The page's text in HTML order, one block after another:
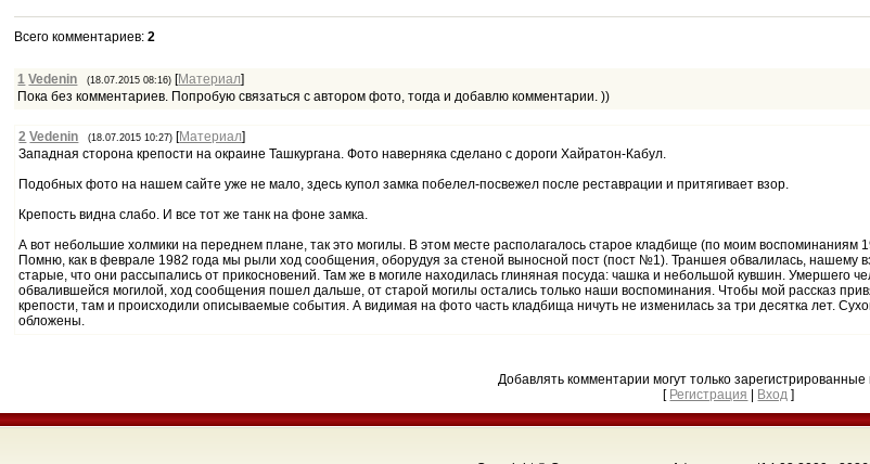
Всего комментариев:2
1 Vedenin (18.07.2015 08:16) [Материал]
Пока без комментариев. Попробую связаться с автором фото, тогда и добавлю комментарии. ))
2 Vedenin (18.07.2015 10:27) [Материал]
Западная сторона крепости на окраине Ташкургана. Фото наверняка сделано с дороги Хайратон-Кабул.
Подобных фото на нашем сайте уже не мало, здесь купол замка побелел-посвежел после реставрации и притягивает взор.
Крепость видна слабо. И все тот же танк на фоне замка.
А вот небольшие холмики на переднем плане, так это могилы. В этом месте располагалось старое кладбище (по моим
Помню, как в феврале 1982 года мы рыли ход сообщения, оборудуя за стеной выносной пост (пост №1). Траншея обвалилась, нашему
старые, что они рассыпались от прикосновений. Там же в могиле находилась глиняная посуда: чашка и небольшой кувшин.
обвалившейся могилой, ход сообщения пошел дальше, от старой могилы остались только наши воспоминания. Чтобы мой рассказ
крепости, там и происходили описываемые события. А видимая на фото часть кладбища ничуть не изменилась за три десятка лет.
обложены.
Добавлять комментарии могут только зарегистрированные
[ Регистрация Вход ]